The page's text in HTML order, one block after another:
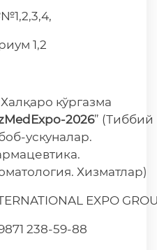
1,2
кўргазма
2026” (Тиббий
ускуналар.
Хизматлар)
EXPO
238-59-88